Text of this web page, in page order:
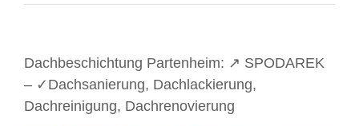
Dachbeschichtung Partenheim: ↗️ SPODAREK
– ✓Dachsanierung, Dachlackierung,
Dachreinigung, Dachrenovierung